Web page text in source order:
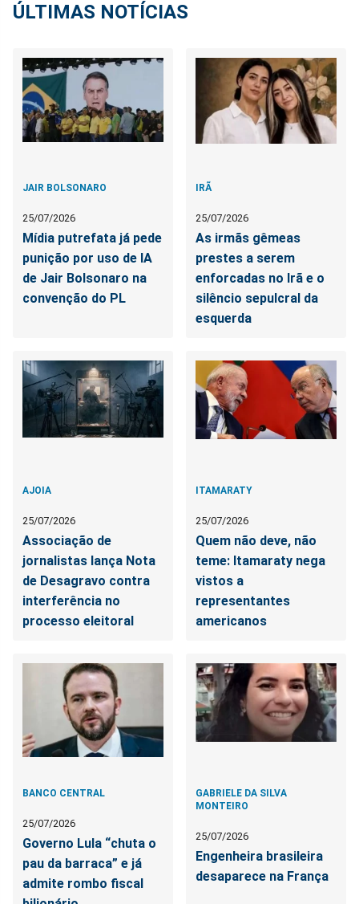
ÚLTIMAS NOTÍCIAS
JAIR BOLSONARO
25/07/2026
Mídia putrefata já pede
punição por uso de IA
de Jair Bolsonaro na
convenção do PL
IRÃ
25/07/2026
As irmãs gêmeas
prestes a serem
enforcadas no Irã e o
silêncio sepulcral da
esquerda
AJOIA
25/07/2026
Associação de
jornalistas lança Nota
de Desagravo contra
interferência no
processo eleitoral
ITAMARATY
25/07/2026
Quem não deve, não
teme: Itamaraty nega
vistos a
representantes
americanos
BANCO CENTRAL
25/07/2026
Governo Lula “chuta o
pau da barraca” e já
admite rombo fiscal
GABRIELE DA SILVA
MONTEIRO
25/07/2026
Engenheira brasileira
desaparece na França